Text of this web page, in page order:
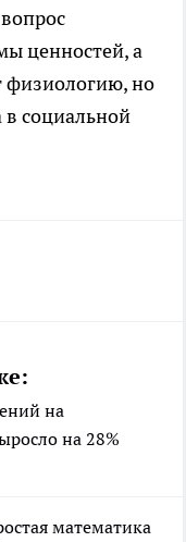
ценностей, а
физиологию, но
в социальной
на
на 28%
математика